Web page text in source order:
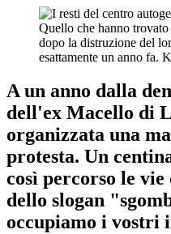
Quello che hanno
dopo la distruzione del
esattamente un anno fa.
A un anno dalla
dell'ex Macello di
organizzata una
protesta. Un
così percorso le
dello slogan
occupiamo i vostri